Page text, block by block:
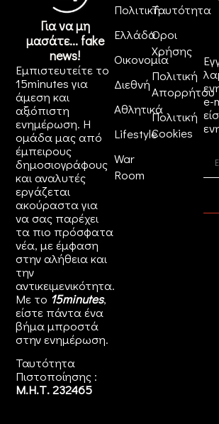
Για να μη
μασάτε... fake
news!
Εμπιστευτείτε το
15minutes για
άμεση και
αξιόπιστη
ενημέρωση. Η
ομάδα μας από
έμπειρους
δημοσιογράφους
και αναλυτές
εργάζεται
ακούραστα για
να σας παρέχει
τα πιο πρόσφατα
νέα, με έμφαση
στην αλήθεια και
την
αντικειμενικότητα.
Με το 15minutes,
είστε πάντα ένα
βήμα μπροστά
στηνενημέρωση.
Ταυτότητα
Πιστοποίησης :
Μ.Η.Τ. 232465
Πολιτική
Ελλάδα
Οικονομία
Διεθνή
Αθλητικά
Lifestyle
War
Room
Ταυτότητα
Όροι
Χρήσης
Πολιτική
Απορρήτου
Πολιτική
Cookies
e-